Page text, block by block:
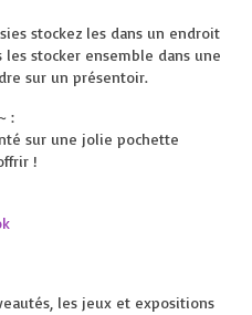
stockez les dans un endroit
stocker ensemble dans une
sur un présentoir.
:
sur une jolie pochette
!
les jeux et expositions